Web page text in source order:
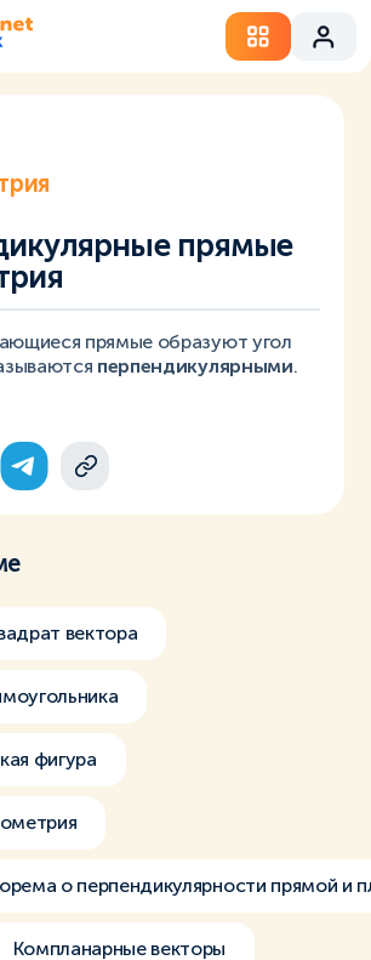
прямые
прямые образуют угол
перпендикулярными.
вектора
фигура
о перпендикулярности прямой и
Компланарные векторы